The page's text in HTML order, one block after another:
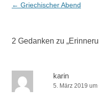
Beitrags-
← Griechischer Abend
2 Gedanken zu „
karin
5. März 2019 um